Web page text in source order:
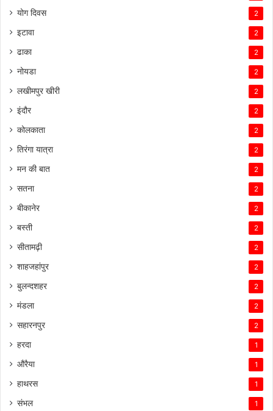
योग दिवस 2
इटावा 2
ढाका 2
नोयडा 2
लखीमपुर खीरी 2
इंदौर 2
कोलकाता 2
तिरंगा यात्रा 2
मन की बात 2
सतना 2
बीकानेर 2
बस्ती 2
सीतामढ़ी 2
शाहजहांपुर 2
बुलन्दशहर 2
मंडला 2
सहारनपुर 2
हरदा 1
औरैया 1
हाथरस 1
संभल 1